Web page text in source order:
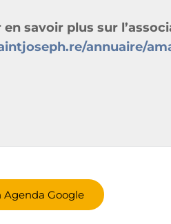
en savoir plus sur
annuaire/
Agenda Google